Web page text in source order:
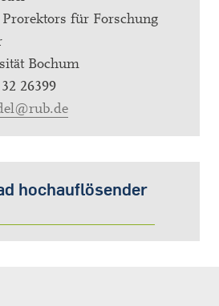
Prorektors für Forschung
Bochum
26399
hochauflösender